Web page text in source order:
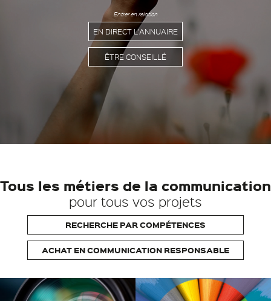
Entrer en relation
EN DIRECT L'ANNUAIRE
ÊTRE CONSEILLÉ
Tous les métiers de la communication
pour tous vos projets
RECHERCHE PAR COMPÉTENCES
ACHAT EN COMMUNICATION RESPONSABLE